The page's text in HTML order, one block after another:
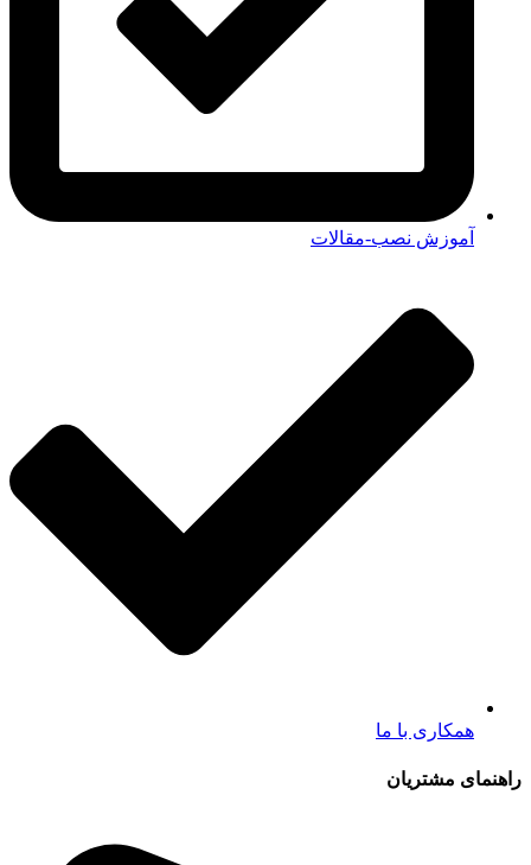
آموزش نصب-مقالات
همکاری با ما
راهنمای مشتریان